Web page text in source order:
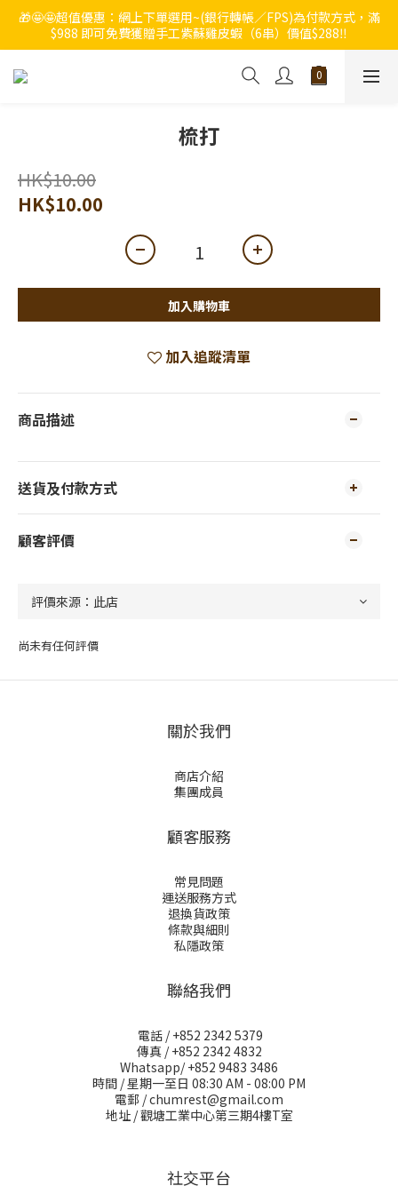
🔥🔥快啲登記成為ChumRest 老友記會員‼️積分當錢洗‼️
🎁🤩🤩超值優惠：網上下單選用~(銀行轉帳／FPS)為付款方式，滿
$988 即可免費獲贈手工紫蘇雞皮蝦（6串）價值$288‼️
🔥🔥快啲登記成為ChumRest 老友記會員‼️積分當錢洗‼️
梳打
HK$10.00
HK$10.00
加入購物車
加入追蹤清單
商品描述
送貨及付款方式
顧客評價
尚未有任何評價
關於我們
商店介紹
集團成員
顧客服務
常見問題
運送服務方式
退換貨政策
條款與細則
私隱政策
聯絡我們
電話 / +852 2342 5379
傳真 / +852 2342 4832
Whatsapp/ +852 9483 3486
時間 / 星期一至日 08:30 AM - 08:00 PM
電郵 / chumrest@gmail.com
地址 / 觀塘工業中心第三期4樓T室
社交平台